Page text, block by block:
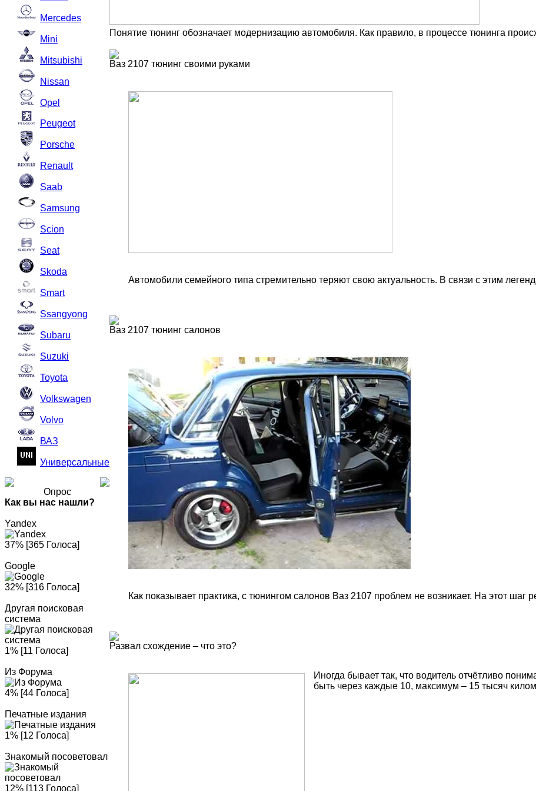
Mercedes
Mini
Mitsubishi
Nissan
Opel
Peugeot
Porsche
Renault
Saab
Samsung
Scion
Seat
Skoda
Smart
Ssangyong
Subaru
Suzuki
Toyota
Volkswagen
Volvo
ВАЗ
Универсальные
Опрос
Как вы нас нашли?
Yandex
37% [365 Голоса]
Google
32% [316 Голоса]
Другая поисковая
система
1% [11 Голоса]
Из Форума
4% [44 Голоса]
Печатные издания
1% [12 Голоса]
Знакомый посоветовал
12% [113 Голоса]
Понятие тюнинг обозначает модернизацию автомобиля. Как правило, в процессе тюнинга
Ваз 2107 тюнинг своими руками
Автомобили семейного типа стремительно теряют свою актуальность. В связи с этим
Ваз 2107 тюнинг салонов
Как показывает практика, с тюнингом салонов Ваз 2107 проблем не возникает. На этот
Развал схождение – что это?
Иногда бывает так, что водитель отчётливо
быть через каждые 10, максимум – 15 тысяч